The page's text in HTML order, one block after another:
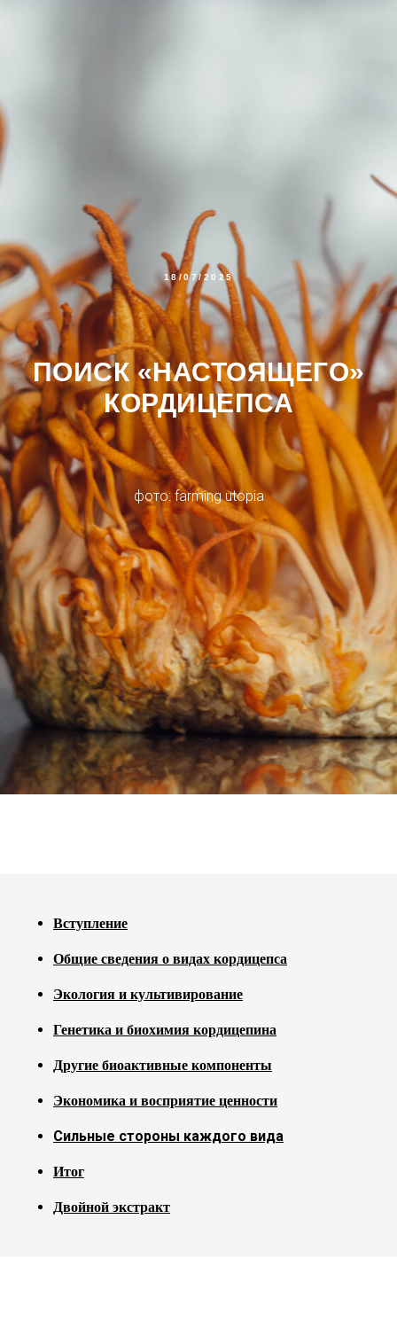
18/07/2025
ПОИСК «НАСТОЯЩЕГО»
КОРДИЦЕПСА
фото: farming utopia
Вступление
Общие сведения о видах кордицепса
Экология и культивирование
Генетика и биохимия кордицепина
Другие биоактивные компоненты
Экономика и восприятие ценности
Сильные стороны каждого вида
Итог
Двойной экстракт